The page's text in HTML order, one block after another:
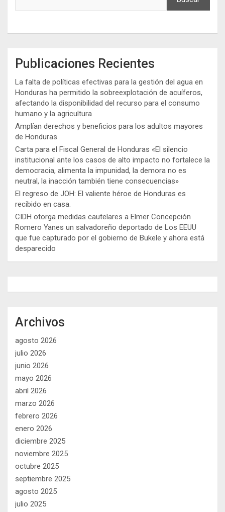
Publicaciones Recientes
La falta de políticas efectivas para la gestión del agua en
Honduras ha permitido la sobreexplotación de acuíferos,
afectando la disponibilidad del recurso para el consumo
humano y la agricultura
Amplían derechos y beneficios para los adultos mayores
de Honduras
Carta para el Fiscal General de Honduras «El silencio
institucional ante los casos de alto impacto no fortalece la
democracia, alimenta la impunidad, la demora no es
neutral, la inacción también tiene consecuencias»
El regreso de JOH: El valiente héroe de Honduras es
recibido en casa.
CIDH otorga medidas cautelares a Elmer Concepción
Romero Yanes un salvadoreño deportado de Los EEUU
que fue capturado por el gobierno de Bukele y ahora está
desparecido
Archivos
agosto 2026
julio 2026
junio 2026
mayo 2026
abril 2026
marzo 2026
febrero 2026
enero 2026
diciembre 2025
noviembre 2025
octubre 2025
septiembre 2025
agosto 2025
julio 2025